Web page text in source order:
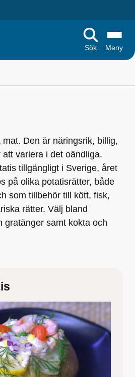
Sök
Meny
Den är näringsrik, billig,
variera i det oändliga.
tillgängligt i Sverige, året
på olika potatisrätter, både
som tillbehör till kött, fisk,
rätter. Välj bland
gratänger samt kokta och